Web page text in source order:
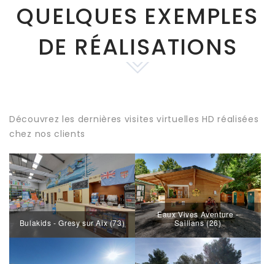
QUELQUES EXEMPLES
DE RÉALISATIONS
Découvrez les dernières visites virtuelles HD réalisées
chez nos clients
Bulakids - Gresy sur Aix (73)
Eaux Vives Aventure -
Saillans (26)